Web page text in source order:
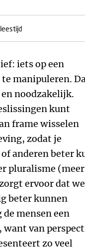
iets op een
manipuleren.
noodzakelijk.
kunt
frame wisselen
zodat je
anderen beter
pluralisme (meer
ervoor dat
beter kunnen
mensen een
van
zo veel